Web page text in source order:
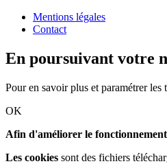
Mentions légales
Contact
En poursuivant votre
Pour en savoir plus et paramétrer les
OK
Afin d'améliorer le
Les cookies sont des fichiers